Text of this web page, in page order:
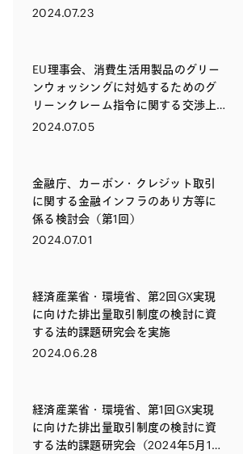
状況
2024.07.23
EU理事会、消費生活用製品のグリー
ンウォッシングに対処するためのグ
リーンクレーム指令に関する交渉上
の立場を採択
2024.07.05
金融庁、カーボン・クレジット取引
に関する金融インフラのあり方等に
係る検討会（第1回）
2024.07.01
経済産業省・環境省、第2回GX実現
に向けた排出量取引制度の検討に資
する法的課題研究会を実施
2024.06.28
経済産業省・環境省、第1回GX実現
に向けた排出量取引制度の検討に資
する法的課題研究会（2024年5月17